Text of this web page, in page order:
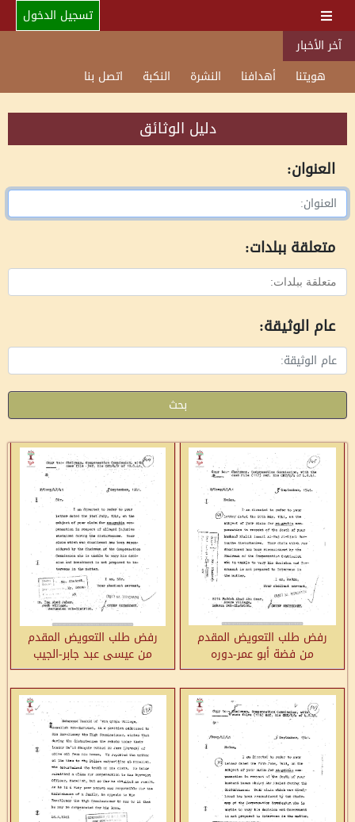
تسجيل الدخول
آخر الأخبار
هويتنا
أهدافنا النشرة النكبة اتصل بنا
دليل الوثائق
العنوان:
متعلقة ببلدات:
عام الوثيقة:
بحث
رفض طلب التعويض المقدم
من فضة أبو عمر-دوره
رفض طلب التعويض المقدم
من عيسى عبد جابر-الجيب